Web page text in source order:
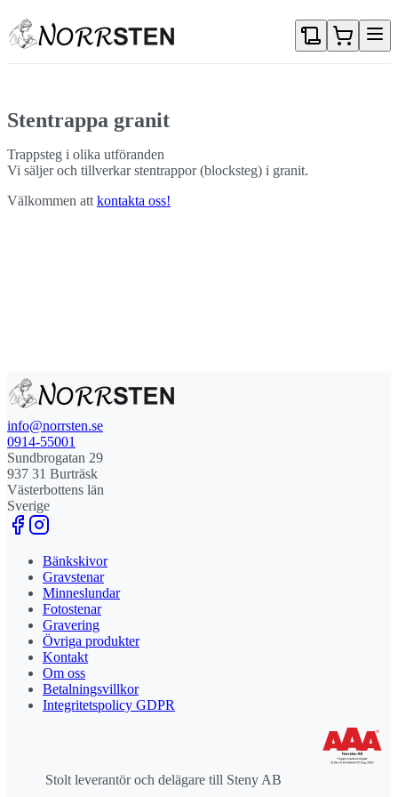
Stentrappa granit
Trappsteg i olika utföranden
Vi säljer och tillverkar stentrappor (blocksteg) i granit.
Välkommen att kontakta oss!
info@norrsten.se
0914-55001
Sundbrogatan 29
937 31 Burträsk
Västerbottens län
Sverige
Bänkskivor
Gravstenar
Minneslundar
Fotostenar
Gravering
Övriga produkter
Kontakt
Om oss
Betalningsvillkor
Integritetspolicy GDPR
Stolt leverantör och delägare till Steny AB